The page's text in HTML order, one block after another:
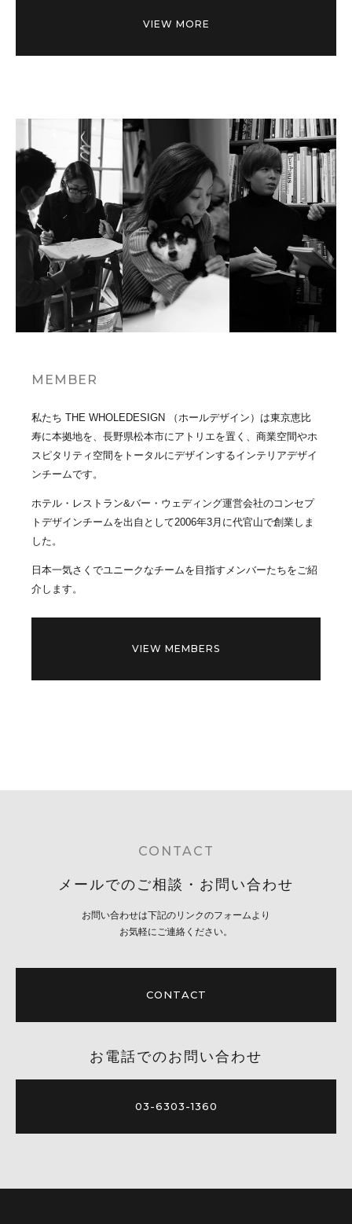
VIEW MORE
MEMBER
私たち THE WHOLEDESIGN （ホールデザイン）は東京恵比
寿に本拠地を、長野県松本市にアトリエを置く、商業空間やホ
スピタリティ空間をトータルにデザインするインテリアデザイ
ンチームです。
ホテル・レストラン&バー・ウェディング運営会社のコンセプ
トデザインチームを出自として2006年3月に代官山で創業しま
した。
日本一気さくでユニークなチームを目指すメンバーたちをご紹
介します。
VIEW MEMBERS
CONTACT
メールでのご相談・お問い合わせ
お問い合わせは下記のリンクのフォームより
お気軽にご連絡ください。
CONTACT
お電話でのお問い合わせ
03-6303-1360